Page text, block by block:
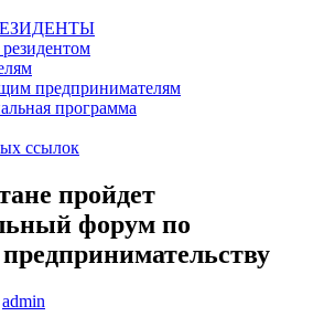
предпринимателям
программа
ссылок
пройдет
форум по
admin